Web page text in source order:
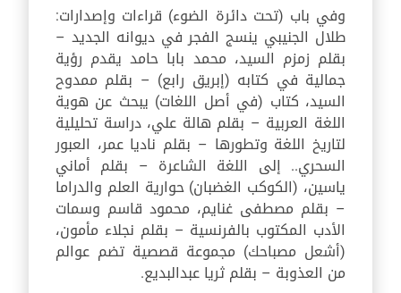
وفي باب (تحت دائرة الضوء) قراءات وإصدارات:
طلال الجنيبي ينسج الفجر في ديوانه الجديد –
بقلم زمزم السيد، محمد بابا حامد يقدم رؤية
جمالية في كتابه (إبريق رابع) – بقلم ممدوح
السيد، كتاب (في أصل اللغات) يبحث عن هوية
اللغة العربية – بقلم هالة علي، دراسة تحليلية
لتاريخ اللغة وتطورها – بقلم ناديا عمر، العبور
السحري.. إلى اللغة الشاعرة – بقلم أماني
ياسين، (الكوكب الغضبان) حوارية العلم والدراما
– بقلم مصطفى غنايم، محمود قاسم وسمات
الأدب المكتوب بالفرنسية – بقلم نجلاء مأمون،
(أشعل مصباحك) مجموعة قصصية تضم عوالم
من العذوبة – بقلم ثريا عبدالبديع.